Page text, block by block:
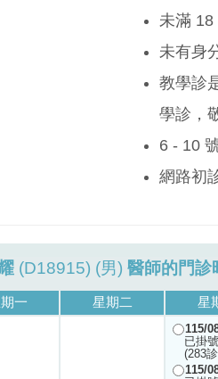
未滿 18
未有身
教學診
學診，
6 - 10
網路初